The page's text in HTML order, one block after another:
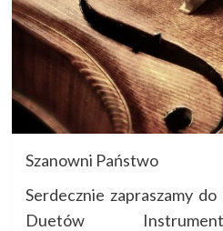
Szanowni Państwo
Serdecznie zapraszamy
Duetów